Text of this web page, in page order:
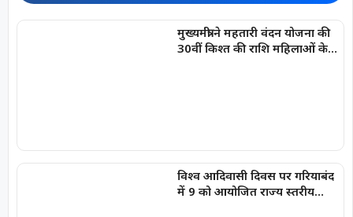
मुख्यमंत्री ने महतारी वंदन योजना की
30वीं किश्त की राशि महिलाओं के
विश्व आदिवासी दिवस पर गरियाबंद
में 9 को आयोजित राज्य स्तरीय